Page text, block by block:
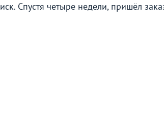
Спустя четыре недели, пришёл